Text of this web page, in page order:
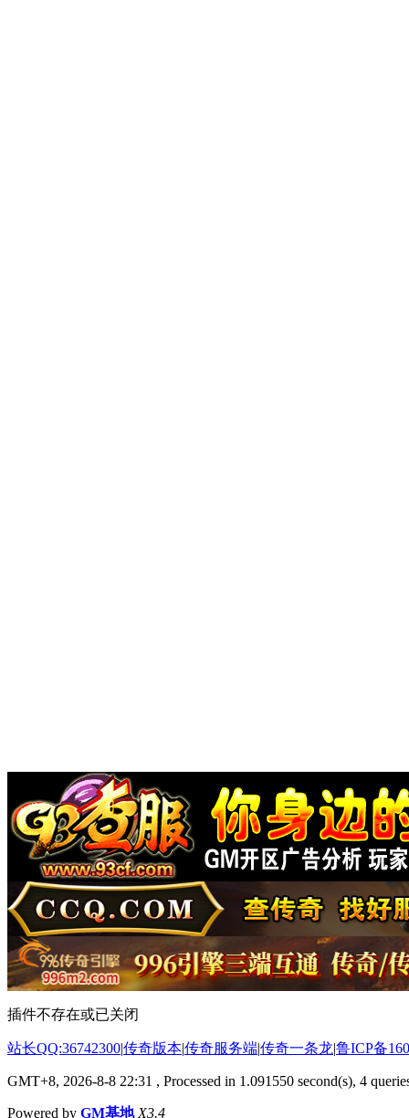
插件不存在或已关闭
站长QQ:36742300|传奇版本|传奇服务端|传奇一条龙|鲁ICP备
GMT+8, 2026-8-8 22:31 , Processed in 1.091550 second(s), 4
Powered by GM基地 X3.4